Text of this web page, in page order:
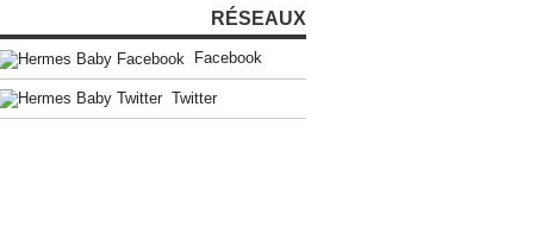
RÉSEAUX
Facebook
Twitter